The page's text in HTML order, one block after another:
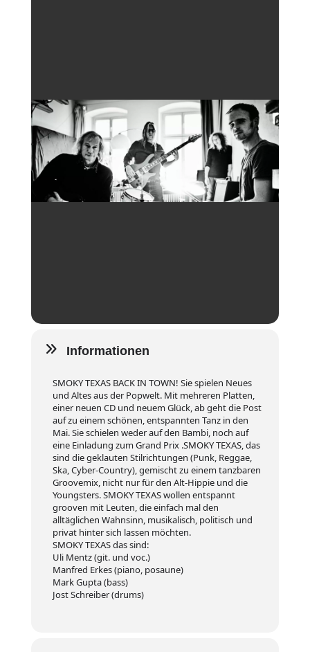
Informationen
SMOKY TEXAS BACK IN TOWN! Sie spielen Neues
und Altes aus der Popwelt. Mit mehreren Platten,
einer neuen CD und neuem Glück, ab geht die Post
auf zu einem schönen, entspannten Tanz in den
Mai. Sie schielen weder auf den Bambi, noch auf
eine Einladung zum Grand Prix .SMOKY TEXAS, das
sind die geklauten Stilrichtungen (Punk, Reggae,
Ska, Cyber-Country), gemischt zu einem tanzbaren
Groovemix, nicht nur für den Alt-Hippie und die
Youngsters. SMOKY TEXAS wollen entspannt
grooven mit Leuten, die einfach mal den
alltäglichen Wahnsinn, musikalisch, politisch und
privat hinter sich lassen möchten.
SMOKY TEXAS das sind:
Uli Mentz (git. und voc.)
Manfred Erkes (piano, posaune)
Mark Gupta (bass)
Jost Schreiber (drums)